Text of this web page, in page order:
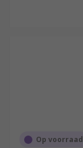
Op voorraad